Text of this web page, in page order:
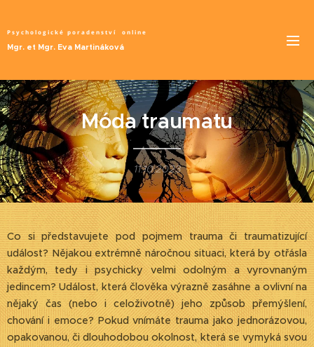
Psychologické poradenství online
Mgr. et Mgr. Eva Martináková
Móda traumatu
11.10.2023
Co si představujete pod pojmem trauma či traumatizující
událost? Nějakou extrémně náročnou situaci, která by otřásla
každým, tedy i psychicky velmi odolným a vyrovnaným
jedincem? Událost, která člověka výrazně zasáhne a ovlivní na
nějaký čas (nebo i celoživotně) jeho způsob přemýšlení,
chování i emoce? Pokud vnímáte trauma jako jednorázovou,
opakovanou, či dlouhodobou okolnost, která se vymyká svou